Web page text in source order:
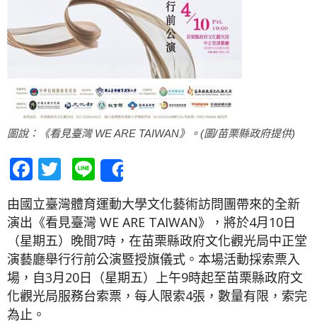
圖說：《看見臺灣 WE ARE TAIWAN》。(圖/苗栗縣政府提供)
Facebook
Twitter
Line
由國立臺灣體育運動大學文化藝術訪問團帶來的全新
演出《看見臺灣 WE ARE TAIWAN》，將於4月10日
（星期五）晚間7時，在苗栗縣政府文化觀光局中正堂
演藝廳舉行行前公演暨授旗儀式。本場活動採索票入
場，自3月20日（星期五）上午9時起至苗栗縣政府文
化觀光局服務台索票，每人限索4張，數量有限，索完
為止。